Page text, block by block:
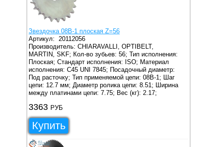
Звездочка 08B-1 плоская Z=56
Артикул: 20112056
Производитель: CHIARAVALLI, OPTIBELT,
MARTIN, SKF; Кол-во зубьев: 56; Тип исполнения:
Плоская; Стандарт исполнения: ISO; Материал
исполнения: C45 UNI 7845; Посадочный диаметр:
Под расточку; Тип применяемой цепи: 08B-1;
Шаг
цепи: 12.7 мм; Диаметр ролика цепи: 8.51;
Ширина
между платинами цепи: 7.75; Вес (кг): 2.17;
3363 РУБ
Купить